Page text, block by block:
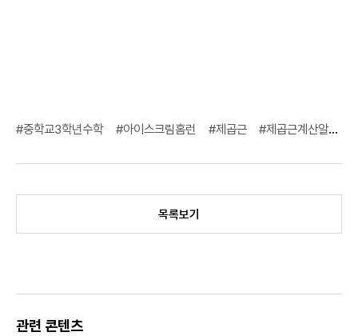
#중학교3학년수학 #아이스크림홈런 #제곱근 #제곱근계산알아보기
목록보기
관련 콘텐츠